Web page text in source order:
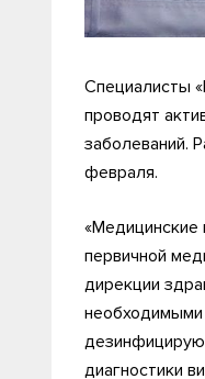
Специалисты
проводят
заболеваний.
февраля.
«Медицинские
первичной
дирекции
необходимыми
диагностики